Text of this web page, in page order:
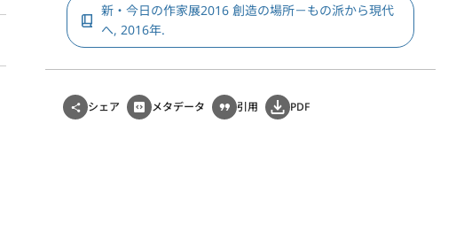
新・今日の作家展2016 創造の場所－もの派から現代
へ, 2016年.
シェア メタデータ 引用 PDF